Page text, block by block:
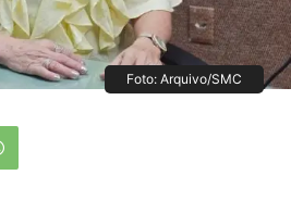
Foto: Arquivo/SMC